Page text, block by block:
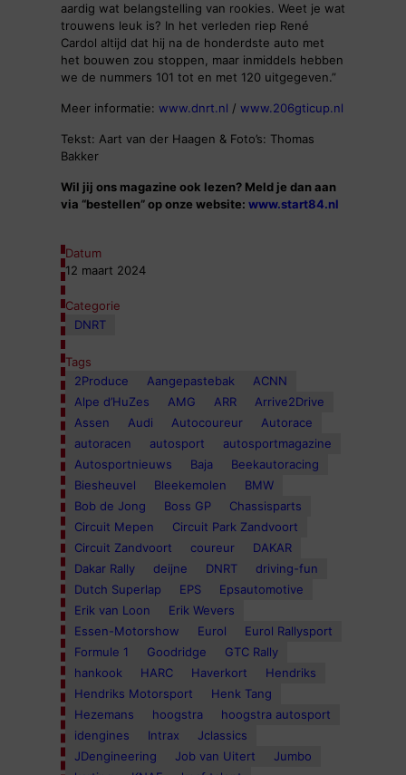
aardig wat belangstelling van rookies. Weet je wat
trouwens leuk is? In het verleden riep René
Cardol altijd dat hij na de honderdste auto met
het bouwen zou stoppen, maar inmiddels hebben
we de nummers 101 tot en met 120 uitgegeven.”
Meer informatie: www.dnrt.nl / www.206gticup.nl
Tekst: Aart van der Haagen & Foto’s: Thomas
Bakker
Wil jij ons magazine ook lezen? Meld je dan aan
via “bestellen” op onze website: www.start84.nl
Datum
12 maart 2024
Categorie
DNRT
Tags
2Produce
Aangepastebak
ACNN
Alpe d’HuZes
AMG ARR
Arrive2Drive
Assen
Audi Autocoureur
Autorace
autoracen
autosport
autosportmagazine
Autosportnieuws
Baja
Beekautoracing
Biesheuvel
Bleekemolen
BMW
Bob de Jong
Boss GP
Chassisparts
Circuit Mepen
Circuit Park Zandvoort
Circuit Zandvoort
coureur
DAKAR
Dakar Rally
deijne DNRT
driving-fun
Dutch Superlap
EPS
Epsautomotive
Erik van Loon
Erik Wevers
Essen-Motorshow
Eurol
Eurol Rallysport
Formule 1
Goodridge
GTC Rally
hankook
HARC Haverkort
Hendriks
Hendriks Motorsport
Henk Tang
Hezemans
hoogstra
hoogstra autosport
idengines
Intrax
Jclassics
JDengineering
Job van Uitert
Jumbo